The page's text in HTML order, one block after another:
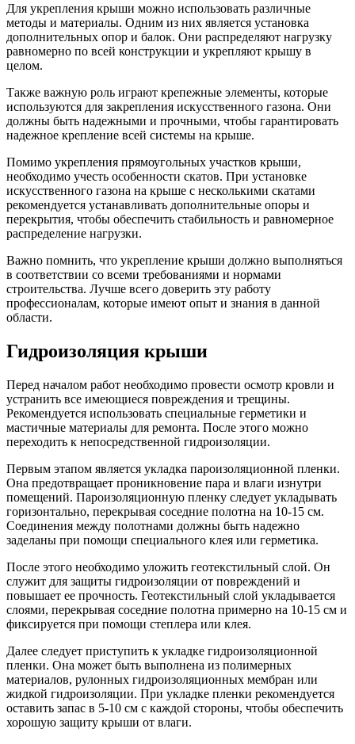
Для укрепления крыши можно использовать различные
методы и материалы. Одним из них является установка
дополнительных опор и балок. Они распределяют нагрузку
равномерно по всей конструкции и укрепляют крышу в
целом.
Также важную роль играют крепежные элементы, которые
используются для закрепления искусственного газона. Они
должны быть надежными и прочными, чтобы гарантировать
надежное крепление всей системы на крыше.
Помимо укрепления прямоугольных участков крыши,
необходимо учесть особенности скатов. При установке
искусственного газона на крыше с несколькими скатами
рекомендуется устанавливать дополнительные опоры и
перекрытия, чтобы обеспечить стабильность и равномерное
распределение нагрузки.
Важно помнить, что укрепление крыши должно выполняться
в соответствии со всеми требованиями и нормами
строительства. Лучше всего доверить эту работу
профессионалам, которые имеют опыт и знания в данной
области.
Гидроизоляция крыши
Перед началом работ необходимо провести осмотр кровли и
устранить все имеющиеся повреждения и трещины.
Рекомендуется использовать специальные герметики и
мастичные материалы для ремонта. После этого можно
переходить к непосредственной гидроизоляции.
Первым этапом является укладка пароизоляционной пленки.
Она предотвращает проникновение пара и влаги изнутри
помещений. Пароизоляционную пленку следует укладывать
горизонтально, перекрывая соседние полотна на 10-15 см.
Соединения между полотнами должны быть надежно
заделаны при помощи специального клея или герметика.
После этого необходимо уложить геотекстильный слой. Он
служит для защиты гидроизоляции от повреждений и
повышает ее прочность. Геотекстильный слой укладывается
слоями, перекрывая соседние полотна примерно на 10-15 см и
фиксируется при помощи степлера или клея.
Далее следует приступить к укладке гидроизоляционной
пленки. Она может быть выполнена из полимерных
материалов, рулонных гидроизоляционных мембран или
жидкой гидроизоляции. При укладке пленки рекомендуется
оставить запас в 5-10 см с каждой стороны, чтобы обеспечить
хорошую защиту крыши от влаги.